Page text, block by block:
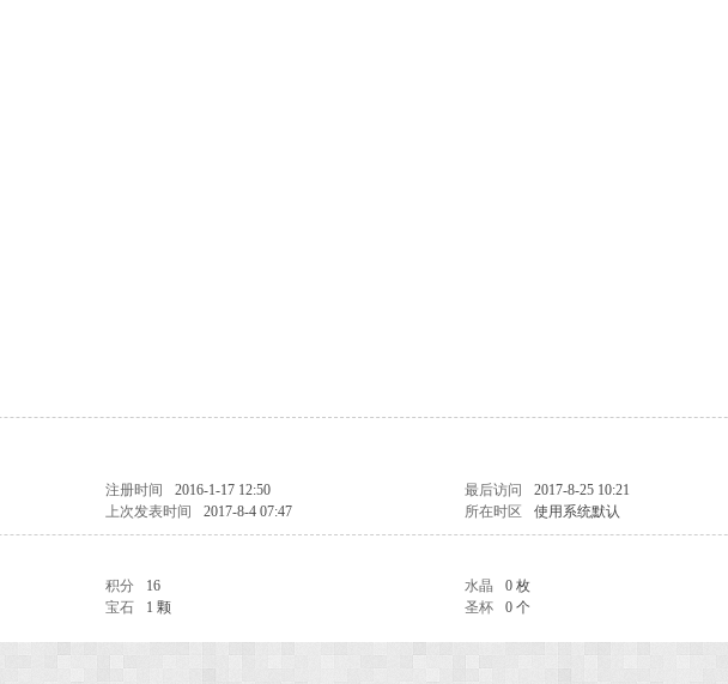
注册时间 2016-1-17 12:50 最后访问
2017-8-25 10:21
上次发表时间 2017-8-4 07:47 所在时区 使用系统默认
积分 16 水晶
0 枚
宝石 1 颗 圣杯 0 个